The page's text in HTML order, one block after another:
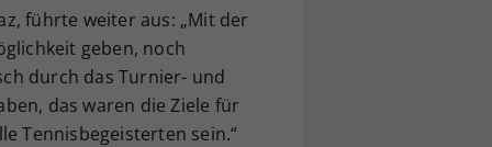
führte weiter aus: „Mit der
geben, noch
durch das Turnier- und
das waren die Ziele für
Tennisbegeisterten sein.“